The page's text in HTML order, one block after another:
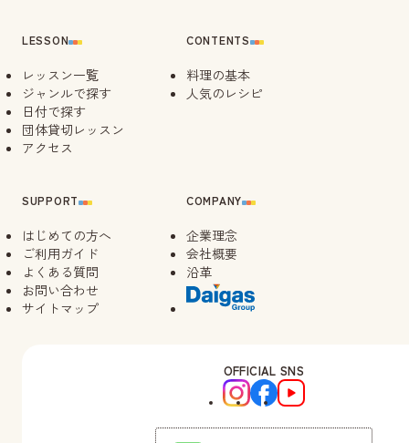
LESSON
レッスン一覧
ジャンルで探す
日付で探す
団体貸切レッスン
アクセス
SUPPORT
はじめての方へ
ご利用ガイド
よくある質問
お問い合わせ
サイトマップ
CONTENTS
料理の基本
人気のレシピ
COMPANY
企業理念
会社概要
沿革
OFFICIAL SNS